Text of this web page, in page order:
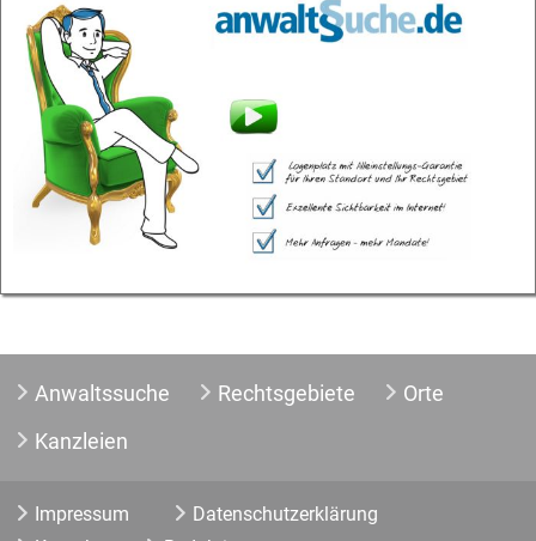
Anwaltssuche Rechtsgebiete
Orte
Kanzleien
Impressum
Datenschutzerklärung